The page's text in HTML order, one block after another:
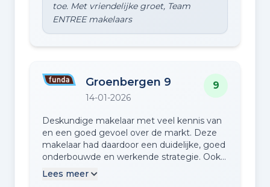
toe. Met vriendelijke groet, Team
Groenbergen 9
14-01-2026
9
Deskundige makelaar met veel kennis van
en een goed gevoel over de markt. Deze
makelaar had daardoor een duidelijke, goed
onderbouwde en werkende strategie. Ook
is deze makelaar zeer actief bij het
Lees meer